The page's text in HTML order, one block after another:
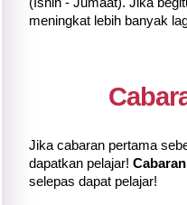
meningkat lebih banyak
Jika cabaran pertama
dapatkan pelajar!
selepas dapat pelajar!